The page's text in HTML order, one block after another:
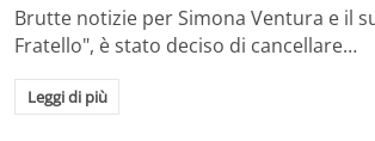
Brutte notizie per Simona Ventura e il
Fratello", è stato deciso di cancellare…
Leggi di più